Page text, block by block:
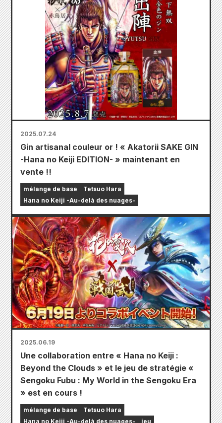
2025.07.24
Gin artisanal couleur or ! « Akatorii SAKE GIN
-Hana no Keiji EDITION- » maintenant en
vente !!
mélange de base
Tetsuo Hara
Hana no Keiji -Au-delà des nuages-
2025.06.19
Une collaboration entre « Hana no Keiji :
Beyond the Clouds » et le jeu de stratégie «
Sengoku Fubu : My World in the Sengoku Era
» est en cours !
mélange de base
Tetsuo Hara
Hana no Keiji -Au-delà des nuages-
jeu